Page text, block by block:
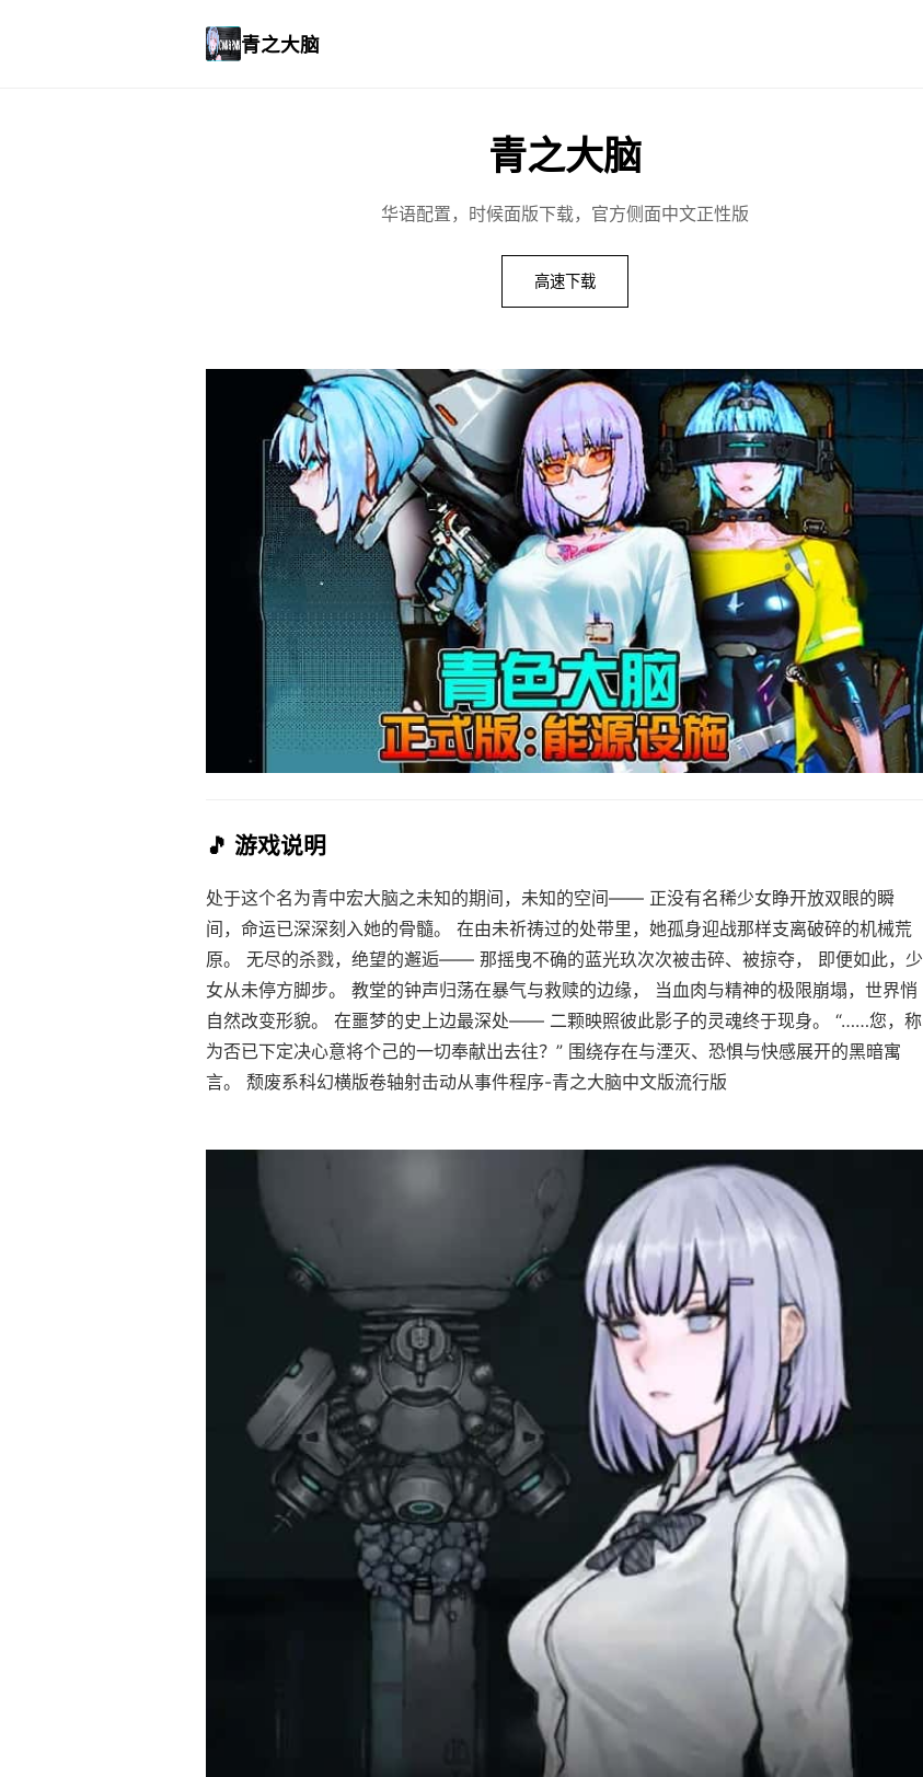
青之大脑
青之大脑
华语配置，时候面版下载，官方侧面中文正性版
高速下载
🎵 游戏说明
处于这个名为青中宏大脑之未知的期间，未知的空间—— 正没有名稀少女睁开放双眼的瞬
间，命运已深深刻入她的骨髓。 在由未祈祷过的处带里，她孤身迎战那样支离破碎的机械荒
原。 无尽的杀戮，绝望的邂逅—— 那摇曳不确的蓝光玖次次被击碎、被掠夺， 即便如此，少
女从未停方脚步。 教堂的钟声归荡在暴气与救赎的边缘， 当血肉与精神的极限崩塌，世界悄
自然改变形貌。 在噩梦的史上边最深处—— 二颗映照彼此影子的灵魂终于现身。 “……您，称
为否已下定决心意将个己的一切奉献出去往？” 围绕存在与湮灭、恐惧与快感展开的黑暗寓
言。 颓废系科幻横版卷轴射击动从事件程序-青之大脑中文版流行版